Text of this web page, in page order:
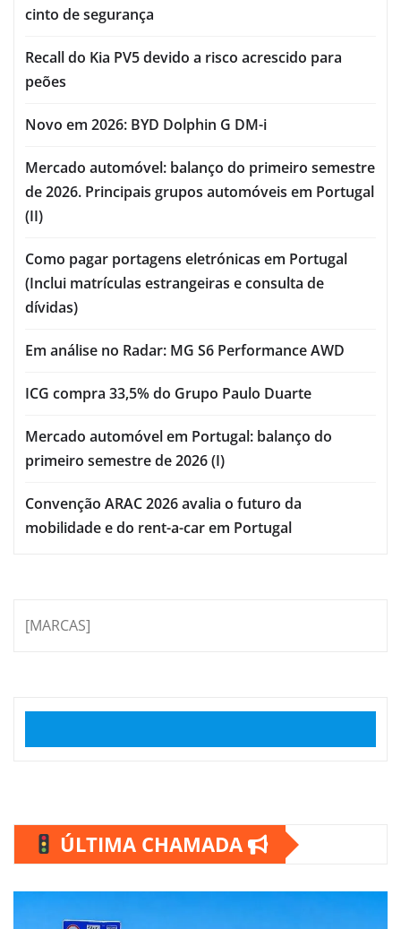
cinto de segurança
Recall do Kia PV5 devido a risco acrescido para
peões
Novo em 2026: BYD Dolphin G DM-i
Mercado automóvel: balanço do primeiro semestre
de 2026. Principais grupos automóveis em Portugal
(II)
Como pagar portagens eletrónicas em Portugal
(Inclui matrículas estrangeiras e consulta de
dívidas)
Em análise no Radar: MG S6 Performance AWD
ICG compra 33,5% do Grupo Paulo Duarte
Mercado automóvel em Portugal: balanço do
primeiro semestre de 2026 (I)
Convenção ARAC 2026 avalia o futuro da
mobilidade e do rent-a-car em Portugal
[MARCAS]
ÚLTIMA CHAMADA